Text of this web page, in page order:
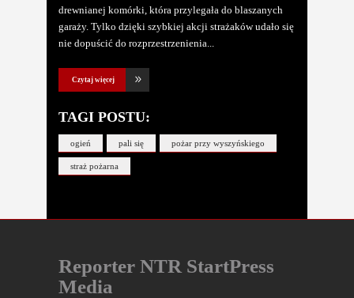
drewnianej komórki, która przylegała do blaszanych
garaży. Tylko dzięki szybkiej akcji strażaków udało się
nie dopuścić do rozprzestrzenienia
Czytaj więcej
TAGI POSTU:
ogień pali się pożar przy wyszyńskiego
straż pożarna
Reporter NTR StartPress
Media